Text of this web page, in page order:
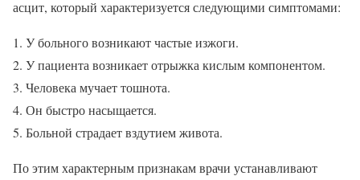
асцит, который характеризуется следующими симптомами:
У больного возникают частые изжоги.
У пациента возникает отрыжка кислым компонентом.
Человека мучает тошнота.
Он быстро насыщается.
Больной страдает вздутием живота.
По этим характерным признакам врачи устанавливают